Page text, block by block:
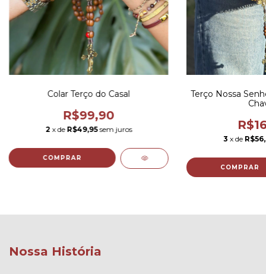
Colar Terço do Casal
R$99,90
2 x de R$49,95 sem juros
Terço Nossa
3 x de
Nossa História